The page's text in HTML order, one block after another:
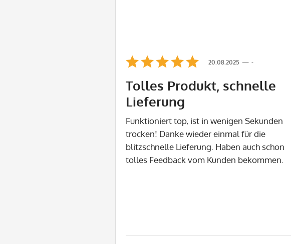
-
20.08.2025
Tolles Produkt, schnelle
Lieferung
Funktioniert top, ist in wenigen Sekunden
trocken! Danke wieder einmal für die
blitzschnelle Lieferung. Haben auch schon
tolles Feedback vom Kunden bekommen.